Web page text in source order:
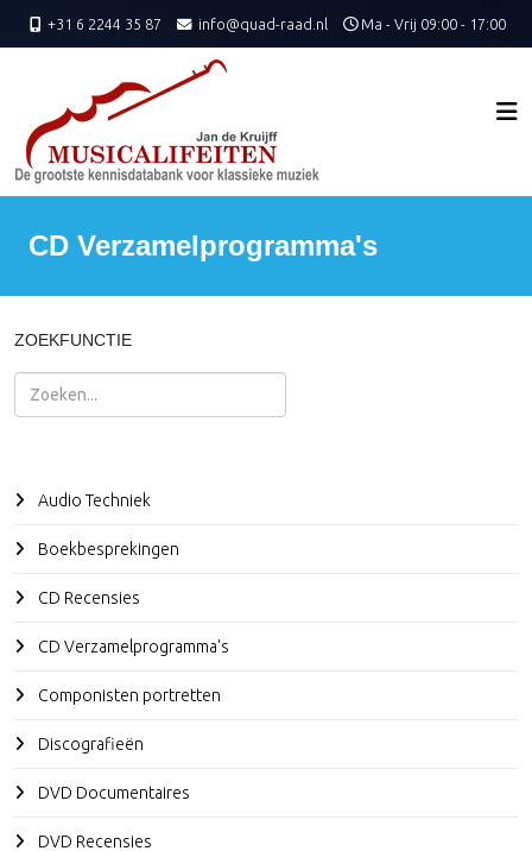
+31 6 2244 35 87 info@quad-raad.nl Ma - Vrij 09:00 - 17:00
CD Verzamelprogramma's
ZOEKFUNCTIE
Zoeken
Audio Techniek
Boekbesprekingen
CD Recensies
CD Verzamelprogramma's
Componisten portretten
Discografieën
DVD Documentaires
DVD Recensies